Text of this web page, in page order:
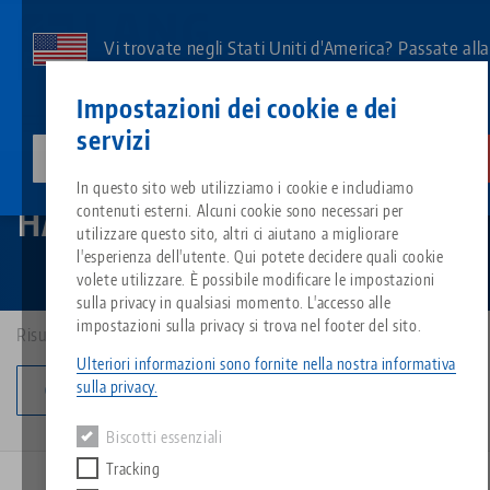
Impostazioni dei cookie e dei
servizi
In questo sito web utilizziamo i cookie e includiamo
contenuti esterni. Alcuni cookie sono necessari per
utilizzare questo sito, altri ci aiutano a migliorare
l'esperienza dell'utente. Qui potete decidere quali cookie
volete utilizzare. È possibile modificare le impostazioni
sulla privacy in qualsiasi momento. L'accesso alle
impostazioni sulla privacy si trova nel footer del sito.
Ulteriori informazioni sono fornite nella nostra informativa
sulla privacy.
Biscotti essenziali
Tracking
contenuto
Vi trovate negli Stati Uniti d'America? Passate alla
specifici del Paese.
Tutto da un'unica fonte
Sistema di serraggio a punto
Sistemi di staffaggio
Gruppo di
Tipi di prodotto
Panoramica dei prodotti
Informazioni su LANG
Filosofia
Innovazioni
Download
FAQ
Richiesta catalogo
Blog
Notizie
Eventi
Prodotti abbinati
Siamo spiacenti. Non abbiamo trovato alcun risultato.
Vai alla pagina del prodotto
Servizi
Quicklinks
Search
Downloads
Breadcrumb
HAUBEX
Risultati: 9
Cambia categoria
BREVETTATO